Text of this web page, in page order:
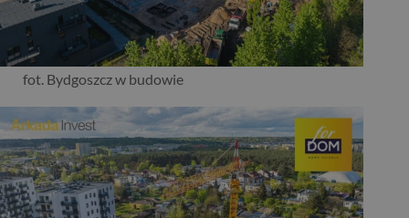
fot. Bydgoszcz w budowie